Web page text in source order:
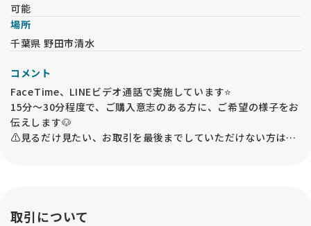
可能
場所
千葉県 野田市清水
コメント
FaceTime、LINEビデオ通話で実施しています⭐️
15分～30分程度で、ご購入意志のある方に、ご希望の様子をお
伝えします🐶
⚠️見るだけ見たい、お取引を最後までしていただけない方はお
所内での「現物確認・対面説明」が必要となるので、予めご承
取引について